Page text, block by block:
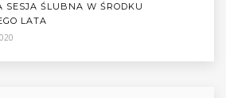
SESJA ŚLUBNA W ŚRODKU
LATA